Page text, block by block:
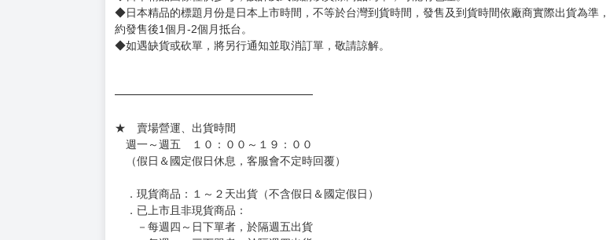
◆日本精品的標題月份是日本上市時間，不等於台灣到貨時間，發售及到貨時間依廠商實際出貨為準，
約發售後1個月-2個月抵台。
◆如遇缺貨或砍單，將另行通知並取消訂單，敬請諒解。
━━━━━━━━━━━━━━━━━━
★ 賣場營運、出貨時間
週一～週五 １０：００～１９：００
（假日＆國定假日休息，客服會不定時回覆）
．現貨商品：１～２天出貨（不含假日＆國定假日）
．已上市且非現貨商品：
－每週四～日下單者，於隔週五出貨